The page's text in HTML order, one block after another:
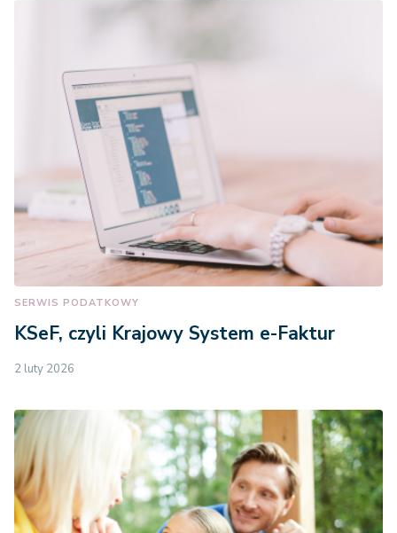
SERWIS PODATKOWY
KSeF, czyli Krajowy System e-Faktur
2 luty 2026